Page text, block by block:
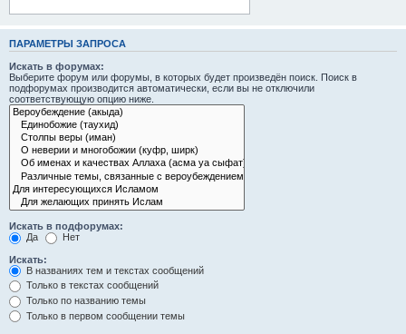
ПАРАМЕТРЫ ЗАПРОСА
Искать в форумах:
Выберите форум или форумы, в которых будет произведён поиск. Поиск в
подфорумах производится автоматически, если вы не отключили
соответствующую опцию ниже.
Искать в подфорумах:
Да
Нет
Искать:
В названиях тем и текстах сообщений
Только в текстах сообщений
Только по названию темы
Только в первом сообщении темы